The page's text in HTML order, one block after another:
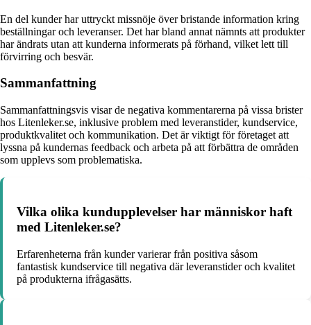
En del kunder har uttryckt missnöje över bristande information kring
beställningar och leveranser. Det har bland annat nämnts att produkter
har ändrats utan att kunderna informerats på förhand, vilket lett till
förvirring och besvär.
Sammanfattning
Sammanfattningsvis visar de negativa kommentarerna på vissa brister
hos Litenleker.se, inklusive problem med leveranstider, kundservice,
produktkvalitet och kommunikation. Det är viktigt för företaget att
lyssna på kundernas feedback och arbeta på att förbättra de områden
som upplevs som problematiska.
Vilka olika kundupplevelser har människor haft
med Litenleker.se?
Erfarenheterna från kunder varierar från positiva såsom
fantastisk kundservice till negativa där leveranstider och kvalitet
på produkterna ifrågasätts.